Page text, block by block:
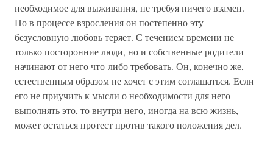
необходимое для выживания, не требуя ничего взамен.
Но в процессе взросления он постепенно эту
безусловную любовь теряет. С течением времени не
только посторонние люди, но и собственные родители
начинают от него что-либо требовать. Он, конечно же,
естественным образом не хочет с этим соглашаться. Если
его не приучить к мысли о необходимости для него
выполнять это, то внутри него, иногда на всю жизнь,
может остаться протест против такого положения дел.